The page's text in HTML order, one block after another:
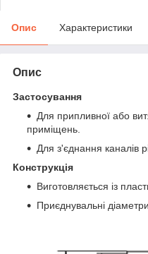
Опис Характеристики
Опис
Застосування
Для припливної або
приміщень.
Для з'єднання каналів
Конструкція
Виготовляється із
Приєднувальні